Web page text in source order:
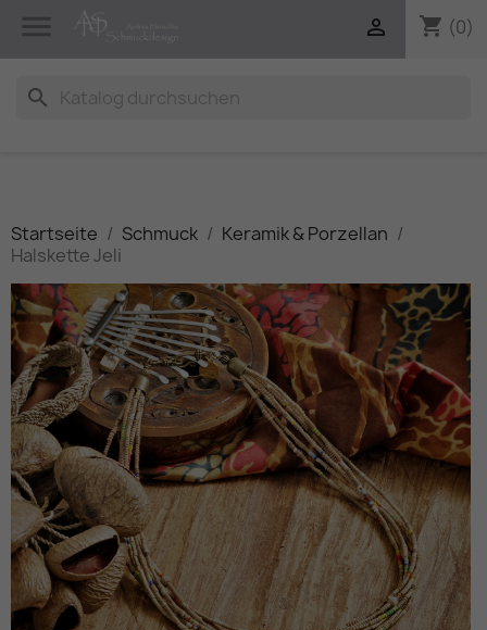
 shopping_cart (0)

search
Startseite Schmuck
Keramik & Porzellan
Halskette Jeli